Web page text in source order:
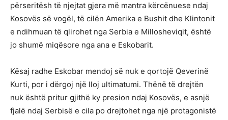
përseritësh të njejtat gjera më mantra kërcënuese ndaj
Kosovës së vogël, të cilën Amerika e Bushit dhe Klintonit
e ndihmuan të qlirohet nga Serbia e Millosheviqit, është
jo shumë miqësore nga ana e Eskobarit.
Kësaj radhe Eskobar mendoj së nuk e qortojë Qeverinë
Kurti, por i dërgoj një lloj ultimatumi. Thënë të drejtën
nuk është pritur gjithë ky presion ndaj Kosovës, e asnjë
fjalë ndaj Serbisë e cila po drejtohet nga një protagonistë